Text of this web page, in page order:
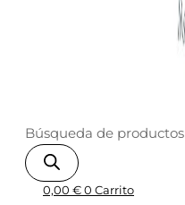
Búsqueda de productos
0,00 € 0 Carrito